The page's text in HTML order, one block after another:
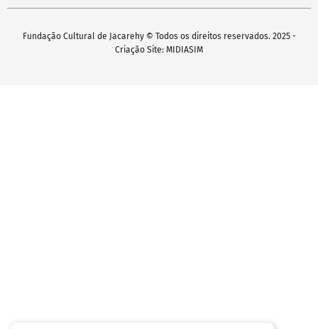
Fundação Cultural de Jacarehy © Todos os direitos reservados. 2025 -
Criação Site: MIDIASIM